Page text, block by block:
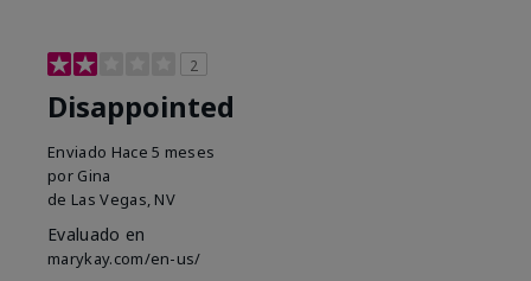
2
Disappointed
Enviado Hace 5 meses
por Gina
de Las Vegas, NV
Evaluado en
marykay.com/en-us/